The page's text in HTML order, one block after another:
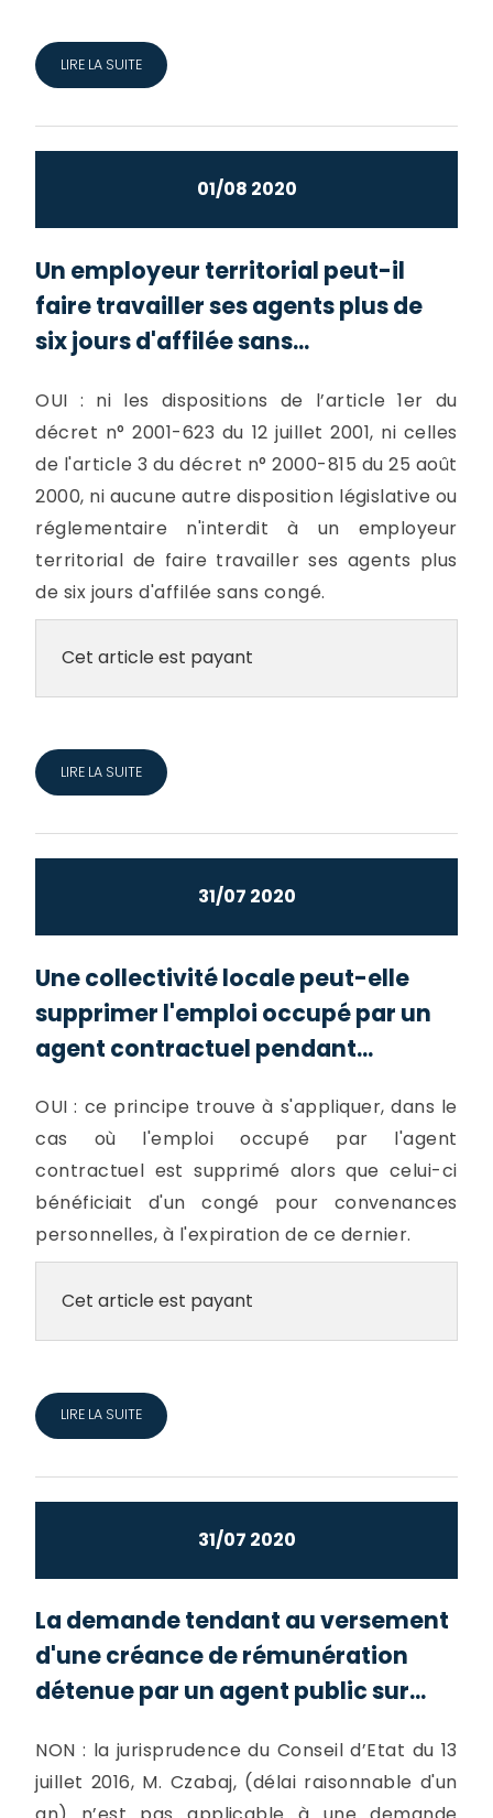
LIRE LA SUITE
01/08 2020
Un employeur territorial peut-il
faire travailler ses agents plus de
six jours d'affilée sans...
OUI : ni les dispositions de l’article 1er du
décret n° 2001-623 du 12 juillet 2001, ni celles
de l'article 3 du décret n° 2000-815 du 25 août
2000, ni aucune autre disposition législative ou
réglementaire n'interdit à un employeur
territorial de faire travailler ses agents plus
de six jours d'affilée sans congé.
Cet article est payant
LIRE LA SUITE
31/07 2020
Une collectivité locale peut-elle
supprimer l'emploi occupé par un
agent contractuel pendant...
OUI : ce principe trouve à s'appliquer, dans le
cas où l'emploi occupé par l'agent
contractuel est supprimé alors que celui-ci
bénéficiait d'un congé pour convenances
personnelles, à l'expiration de ce dernier.
Cet article est payant
LIRE LA SUITE
31/07 2020
La demande tendant au versement
d'une créance de rémunération
détenue par un agent public sur...
NON : la jurisprudence du Conseil d’Etat du 13
juillet 2016, M. Czabaj, (délai raisonnable d'un